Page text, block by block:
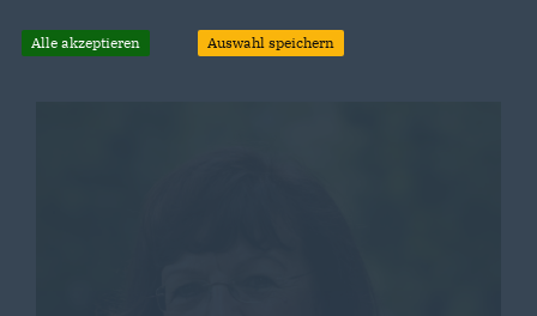
Alle akzeptieren Auswahl speichern